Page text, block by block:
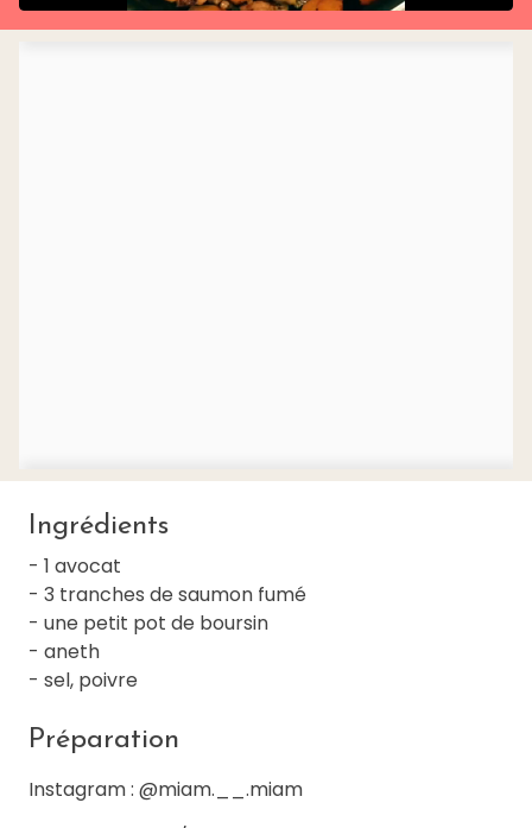
Ingrédients
- 1 avocat
- 3 tranches de saumon fumé
- une petit pot de boursin
- aneth
- sel, poivre
Préparation
Instagram : @miam.__.miam